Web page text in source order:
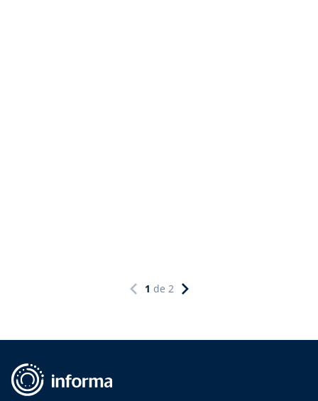
1 de 2